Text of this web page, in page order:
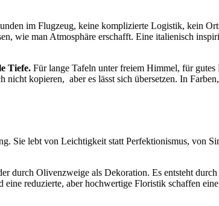
im Flugzeug, keine komplizierte Logistik, kein
wie man Atmosphäre erschafft. Eine italienisch
Tiefe. Für lange Tafeln unter freiem Himmel, für
kopieren, aber es lässt sich übersetzen. In
Sie lebt von Leichtigkeit statt Perfektionismus, von
durch Olivenzweige als Dekoration. Es entsteht durch
reduzierte, aber hochwertige Floristik schaffen